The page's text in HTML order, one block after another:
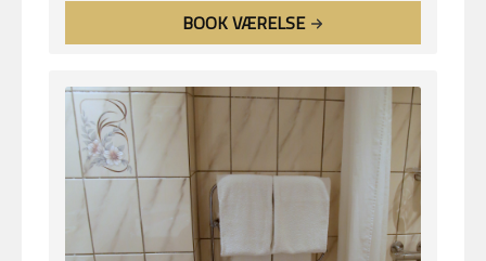
BOOK VÆRELSE